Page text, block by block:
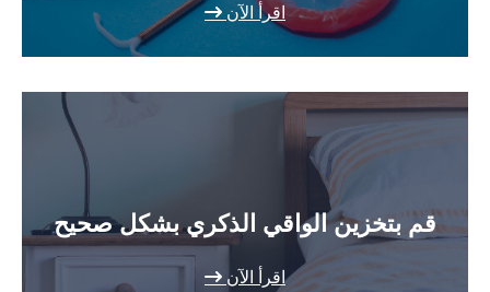
اقرأ الآن
قم بتخزين الواقي الذكري بشكل صحيح
اقرأ الآن